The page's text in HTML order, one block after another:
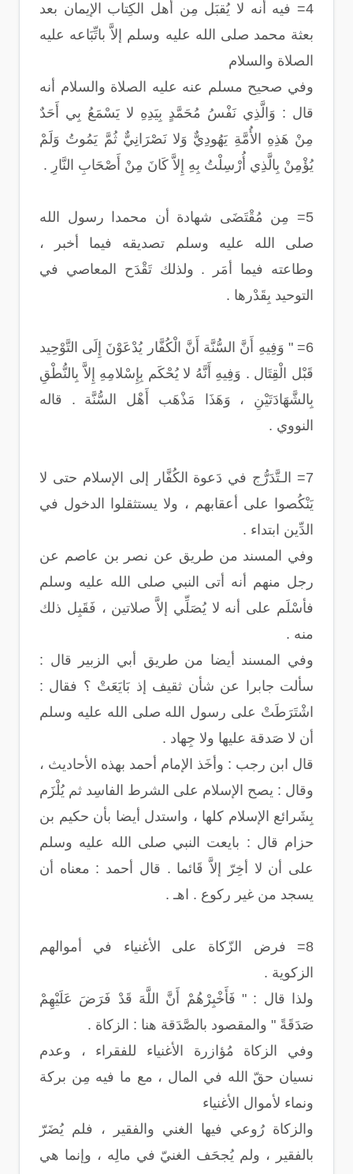
4= فيه أنه لا يُقبَل مِن أهل الكِتاب الإيمان بعد
بعثة محمد صلى الله عليه وسلم إلاَّ باتِّبَاعه عليه
الصلاة والسلام
وفي صحيح مسلم عنه عليه الصلاة والسلام أنه
قال : وَالَّذِي نَفْسُ مُحَمَّدٍ بِيَدِهِ لا يَسْمَعُ بِي أَحَدٌ
مِنْ هَذِهِ الأُمَّةِ يَهُودِيٌّ وَلا نَصْرَانِيٌّ ثُمَّ يَمُوتُ وَلَمْ
يُؤْمِنْ بِالَّذِي أُرْسِلْتُ بِهِ إِلاَّ كَانَ مِنْ أَصْحَابِ النَّارِ .
5= مِن مُقْتَضَى شهادة أن محمدا رسول الله
صلى الله عليه وسلم تصديقه فيما أخبر ،
وطاعته فيما أمَر . ولذلك تَقْدَح المعاصي في
التوحيد بِقَدْرها .
6= " وَفِيهِ أَنَّ السُّنَّة أَنَّ الْكُفَّار يُدْعَوْنَ إِلَى التَّوْحِيد
قَبْل الْقِتَال . وَفِيهِ أَنَّهُ لا يُحْكَم بِإِسْلامِهِ إِلاَّ بِالنُّطْقِ
بِالشَّهَادَتَيْنِ ، وَهَذَا مَذْهَب أَهْل السُّنَّة . قاله
النووي .
7= الـتَّدَرُّج في دَعوة الكُفَّار إلى الإسلام حتى لا
يَنْكُصوا على أعقابهم ، ولا يستثقلوا الدخول في
الدِّين ابتداء .
وفي المسند من طريق عن نصر بن عاصم عن
رجل منهم أنه أتى النبي صلى الله عليه وسلم
فأسْلَم على أنه لا يُصَلِّي إلاَّ صلاتين ، فَقَبِل ذلك
منه .
وفي المسند أيضا من طريق أبي الزبير قال :
سألت جابرا عن شأن ثقيف إذ بَايَعَتْ ؟ فقال :
اشْتَرَطَتْ على رسول الله صلى الله عليه وسلم
أن لا صَدقة عليها ولا جِهاد .
قال ابن رجب : وأخَذ الإمام أحمد بهذه الأحاديث ،
وقال : يصح الإسلام على الشرط الفاسِد ثم يُلْزَم
بِشَرائع الإسلام كلها ، واستدل أيضا بأن حكيم بن
حزام قال : بايعت النبي صلى الله عليه وسلم
على أن لا أخِرّ إلاَّ قَائما . قال أحمد : معناه أن
يسجد من غير ركوع . اهـ .
8= فرض الزّكاة على الأغنياء في أموالهم
الزكوية .
ولذا قال : " فَأَخْبِرْهُمْ أَنَّ اللَّهَ قَدْ فَرَضَ عَلَيْهِمْ
صَدَقَةً " والمقصود بالصَّدَقة هنا : الزكاة .
وفي الزكاة مُؤازرة الأغنياء للفقراء ، وعدم
نسيان حقّ الله في المال ، مع ما فيه مِن بركة
ونماء لأموال الأغنياء
والزكاة رُوعي فيها الغني والفقير ، فلم يُضَرّ
بالفقير ، ولم يُجحَف الغنيّ في مالِه ، وإنما هي